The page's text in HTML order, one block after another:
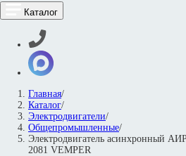
Каталог
Главная/
Каталог/
Электродвигатели/
Общепромышленные/
Электродвигатель асинхронный
2081 VEMPER